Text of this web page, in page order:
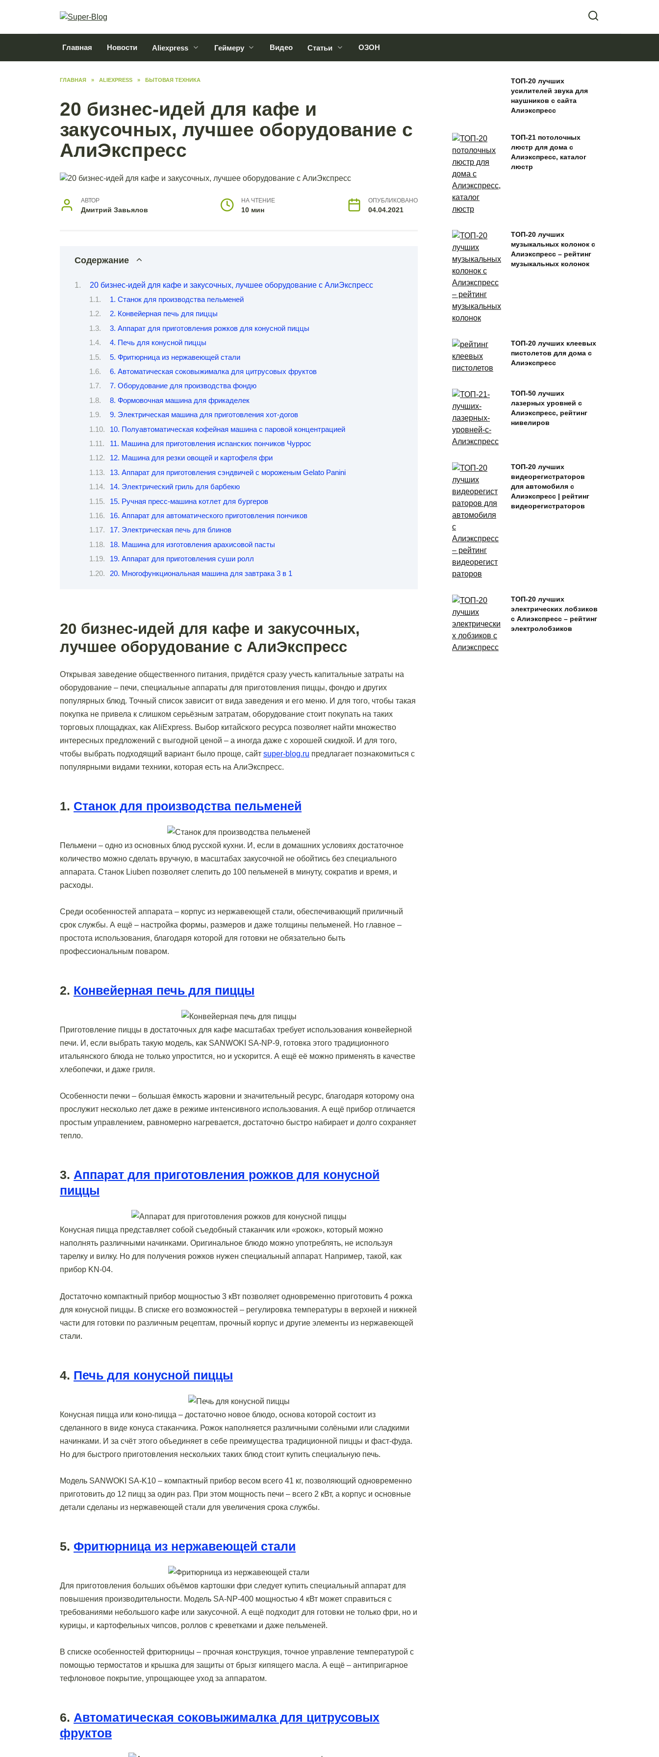
Главная Новости Aliexpress Геймеру Видео Статьи ОЗОН
ГЛАВНАЯ » ALIEXPRESS » БЫТОВАЯ ТЕХНИКА
20 бизнес-идей для кафе и
закусочных, лучшее оборудование с
АлиЭкспресс
АВТОР
Дмитрий Завьялов
НА ЧТЕНИЕ
10 мин
ОПУБЛИКОВАНО
04.04.2021
Содержание
20 бизнес-идей для кафе и закусочных, лучшее оборудование с АлиЭкспресс
1. Станок для производства пельменей
2. Конвейерная печь для пиццы
3. Аппарат для приготовления рожков для конусной пиццы
4. Печь для конусной пиццы
5. Фритюрница из нержавеющей стали
6. Автоматическая соковыжималка для цитрусовых фруктов
7. Оборудование для производства фондю
8. Формовочная машина для фрикаделек
9. Электрическая машина для приготовления хот-догов
10. Полуавтоматическая кофейная машина с паровой концентрацией
11. Машина для приготовления испанских пончиков Чуррос
12. Машина для резки овощей и картофеля фри
13. Аппарат для приготовления сэндвичей с мороженым Gelato Panini
14. Электрический гриль для барбекю
15. Ручная пресс-машина котлет для бургеров
16. Аппарат для автоматического приготовления пончиков
17. Электрическая печь для блинов
18. Машина для изготовления арахисовой пасты
19. Аппарат для приготовления суши ролл
20. Многофункциональная машина для завтрака 3 в 1
20 бизнес-идей для кафе и закусочных,
лучшее оборудование с АлиЭкспресс
Открывая заведение общественного питания, придётся сразу учесть капитальные затраты на
оборудование – печи, специальные аппараты для приготовления пиццы, фондю и других
популярных блюд. Точный список зависит от вида заведения и его меню. И для того, чтобы такая
покупка не привела к слишком серьёзным затратам, оборудование стоит покупать на таких
торговых площадках, как AliExpress. Выбор китайского ресурса позволяет найти множество
интересных предложений с выгодной ценой – а иногда даже с хорошей скидкой. И для того,
чтобы выбрать подходящий вариант было проще, сайт super-blog.ru предлагает познакомиться с
популярными видами техники, которая есть на АлиЭкспресс.
1. Станок для производства пельменей
Пельмени – одно из основных блюд русской кухни. И, если в домашних условиях достаточное
количество можно сделать вручную, в масштабах закусочной не обойтись без специального
аппарата. Станок Liuben позволяет слепить до 100 пельменей в минуту, сократив и время, и
расходы.
Среди особенностей аппарата – корпус из нержавеющей стали, обеспечивающий приличный
срок службы. А ещё – настройка формы, размеров и даже толщины пельменей. Но главное –
простота использования, благодаря которой для готовки не обязательно быть
профессиональным поваром.
2. Конвейерная печь для пиццы
Приготовление пиццы в достаточных для кафе масштабах требует использования конвейерной
печи. И, если выбрать такую модель, как SANWOKI SA-NP-9, готовка этого традиционного
итальянского блюда не только упростится, но и ускорится. А ещё её можно применять в качестве
хлебопечки, и даже гриля.
Особенности печки – большая ёмкость жаровни и значительный ресурс, благодаря которому она
прослужит несколько лет даже в режиме интенсивного использования. А ещё прибор отличается
простым управлением, равномерно нагревается, достаточно быстро набирает и долго сохраняет
тепло.
3. Аппарат для приготовления рожков для конусной
пиццы
Конусная пицца представляет собой съедобный стаканчик или «рожок», который можно
наполнять различными начинками. Оригинальное блюдо можно употреблять, не используя
тарелку и вилку. Но для получения рожков нужен специальный аппарат. Например, такой, как
прибор KN-04.
Достаточно компактный прибор мощностью 3 кВт позволяет одновременно приготовить 4 рожка
для конусной пиццы. В списке его возможностей – регулировка температуры в верхней и нижней
части для готовки по различным рецептам, прочный корпус и другие элементы из нержавеющей
стали.
4. Печь для конусной пиццы
Конусная пицца или коно-пицца – достаточно новое блюдо, основа которой состоит из
сделанного в виде конуса стаканчика. Рожок наполняется различными солёными или сладкими
начинками. И за счёт этого объединяет в себе преимущества традиционной пиццы и фаст-фуда.
Но для быстрого приготовления нескольких таких блюд стоит купить специальную печь.
Модель SANWOKI SA-K10 – компактный прибор весом всего 41 кг, позволяющий одновременно
приготовить до 12 пицц за один раз. При этом мощность печи – всего 2 кВт, а корпус и основные
детали сделаны из нержавеющей стали для увеличения срока службы.
5. Фритюрница из нержавеющей стали
Для приготовления больших объёмов картошки фри следует купить специальный аппарат для
повышения производительности. Модель SA-NP-400 мощностью 4 кВт может справиться с
требованиями небольшого кафе или закусочной. А ещё подходит для готовки не только фри, но и
курицы, и картофельных чипсов, роллов с креветками и даже пельменей.
В списке особенностей фритюрницы – прочная конструкция, точное управление температурой с
помощью термостатов и крышка для защиты от брызг кипящего масла. А ещё – антипригарное
тефлоновое покрытие, упрощающее уход за аппаратом.
6. Автоматическая соковыжималка для цитрусовых
фруктов
ТОП-20 лучших
усилителей звука для
наушников с сайта
Алиэкспресс
ТОП-21 потолочных
люстр для дома с
Алиэкспресс, каталог
люстр
ТОП-20 лучших
музыкальных колонок с
Алиэкспресс – рейтинг
музыкальных колонок
ТОП-20 лучших клеевых
пистолетов для дома с
Алиэкспресс
ТОП-50 лучших
лазерных уровней с
Алиэкспресс, рейтинг
нивелиров
ТОП-20 лучших
видеорегистраторов
для автомобиля с
Алиэкспресс | рейтинг
видеорегистраторов
ТОП-20 лучших
электрических лобзиков
с Алиэкспресс – рейтинг
электролобзиков